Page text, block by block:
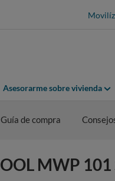
Asesorarme sobre vivienda
Guía de compra
MWP 101